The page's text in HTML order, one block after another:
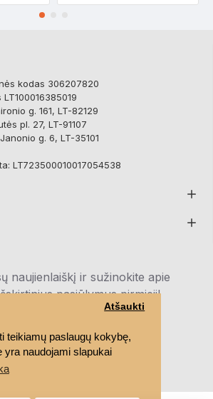
teikiamų paslaugų kokybę,
yra naudojami slapukai
Atšaukti
kodas 306207820
g. 161, LT-82129
pl. 27, LT-91107
g. 6, LT-35101
LT723500010017054538
naujienlaiškį ir sužinokite apie
pasiūlymus pirmieji!
su Privatumo politika